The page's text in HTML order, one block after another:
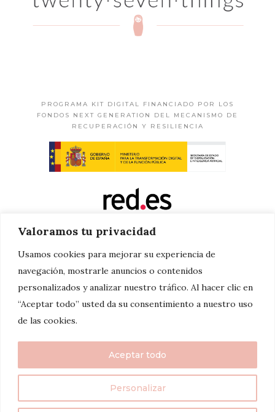
Valoramos tu privacidad
Usamos cookies para mejorar su experiencia de
navegación, mostrarle anuncios o contenidos
personalizados y analizar nuestro tráfico. Al hacer clic en
“Aceptar todo” usted da su consentimiento a nuestro uso
de las cookies.
Personalizar
Aceptar todo
PROGRAMA KIT DIGITAL FINANCIADO POR LOS
FONDOS NEXT GENERATION DEL MECANISMO DE
RECUPERACIÓN Y RESILIENCIA